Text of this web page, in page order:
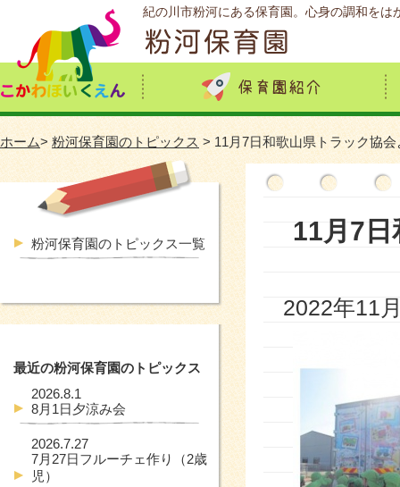
紀の川市粉河にある保育園。心身の調和を
ホーム> 粉河保育園のトピックス > 11月7日和歌山県トラック協
11月7
2022年11
粉河保育園のトピックス一覧
最近の粉河保育園のトピックス
2026.8.1
8月1日夕涼み会
2026.7.27
7月27日フルーチェ作り（2歳
児）